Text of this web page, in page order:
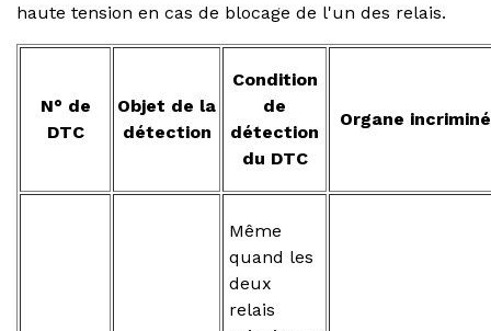
haute tension en cas de blocage de l'un des relais.
N° de
DTC
Objet de la
détection
Condition
de
détection
du DTC
Organe incriminé
Même
quand les
deux
relais